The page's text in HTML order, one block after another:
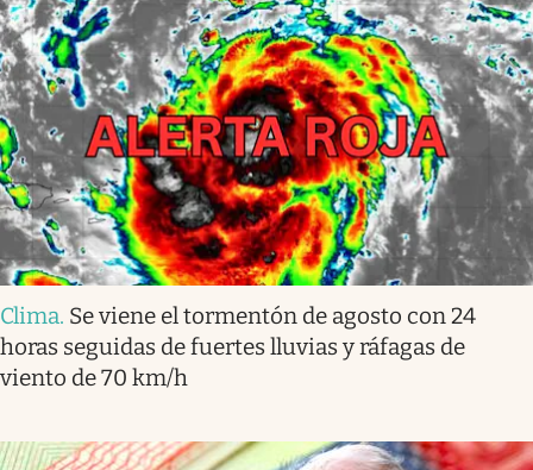
Clima. Se viene el tormentón de agosto con 24
horas seguidas de fuertes lluvias y ráfagas de
viento de 70 km/h